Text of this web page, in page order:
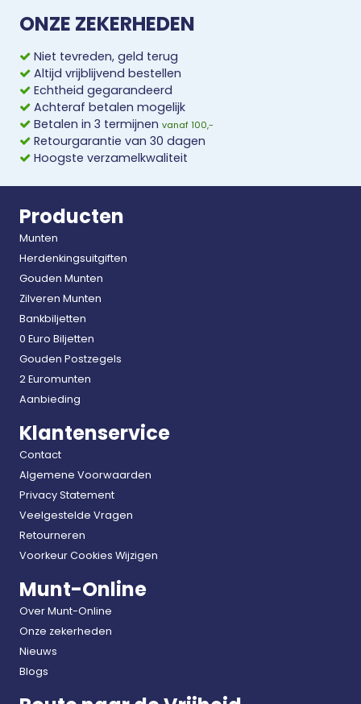
ONZE ZEKERHEDEN
Niet tevreden, geld terug
Altijd vrijblijvend bestellen
Echtheid gegarandeerd
Achteraf betalen mogelijk
Betalen in 3 termijnen vanaf 100,-
Retourgarantie van 30 dagen
Hoogste verzamelkwaliteit
Producten
Munten
Herdenkingsuitgiften
Gouden Munten
Zilveren Munten
Bankbiljetten
0 Euro Biljetten
Gouden Postzegels
2 Euromunten
Aanbieding
Klantenservice
Contact
Algemene Voorwaarden
Privacy Statement
Veelgestelde Vragen
Retourneren
Voorkeur Cookies Wijzigen
Munt-Online
Over Munt-Online
Onze zekerheden
Nieuws
Blogs